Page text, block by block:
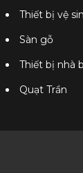
Thiết bị vệ
Sàn gỗ
Thiết bị nhà
Quạt Trần